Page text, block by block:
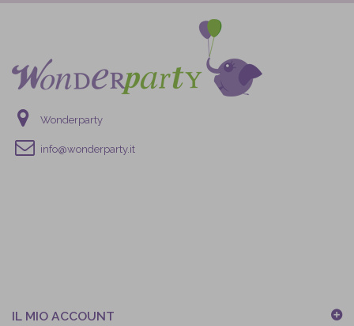
Wonderparty
info@wonderparty.it
IL MIO ACCOUNT